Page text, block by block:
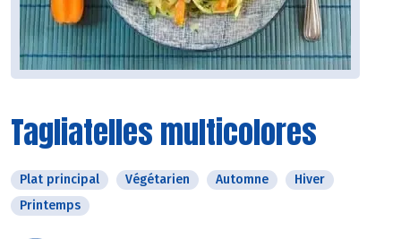
Tagliatelles multicolores
Plat principal Végétarien Automne
Hiver
Printemps